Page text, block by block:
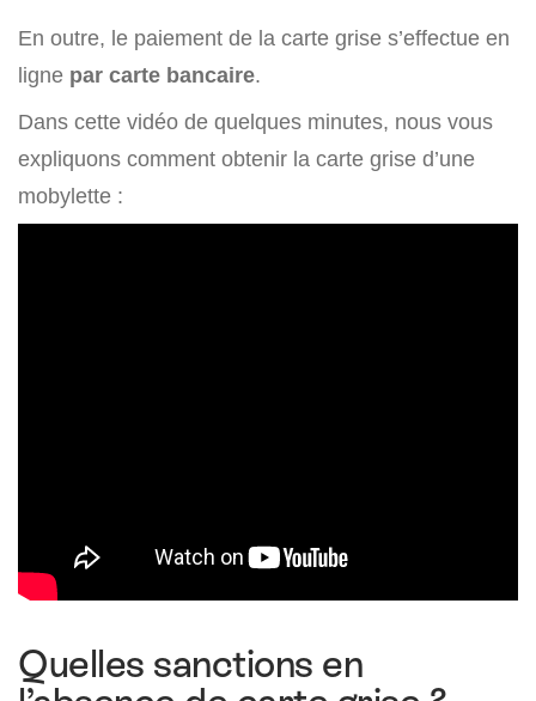
En outre, le paiement de la carte grise s’effectue en
ligne par carte bancaire.
Dans cette vidéo de quelques minutes, nous vous
expliquons comment obtenir la carte grise d’une
mobylette :
Quelles sanctions en